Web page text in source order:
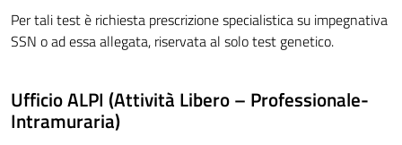
Per tali test è richiesta prescrizione specialistica su impegnativa
SSN o ad essa allegata, riservata al solo test genetico.
Ufficio ALPI (Attività Libero – Professionale-
Intramuraria)